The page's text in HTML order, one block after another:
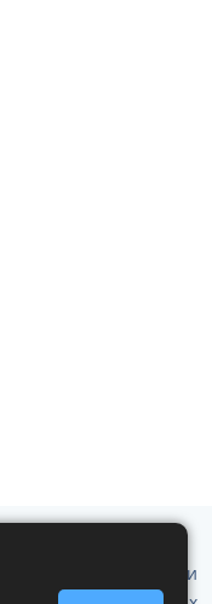
Политика обработки